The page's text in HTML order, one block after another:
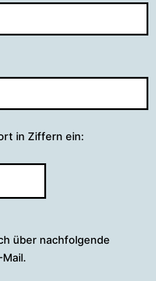
in Ziffern ein:
über nachfolgende